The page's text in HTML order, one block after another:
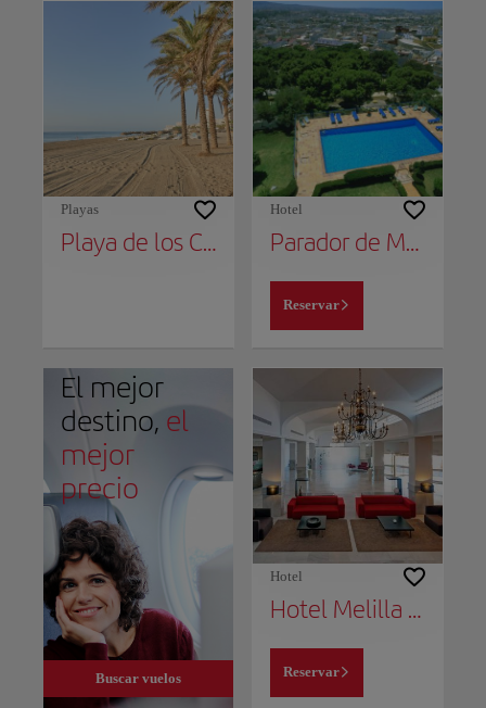
Playas
Playa de los Cárabos
Hotel
Parador de Melilla
Reservar
El mejor
destino, el
mejor
precio
Buscar vuelos
Hotel
Hotel Melilla Puerto, Affiliated by Meliá
Reservar